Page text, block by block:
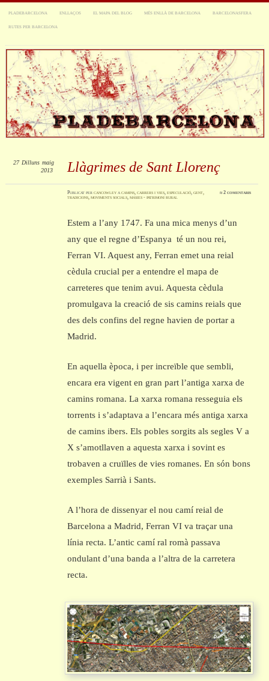
PLADEBARCELONA ENLLAÇOS EL MAPA DEL BLOG MÉS ENLLÀ DE BARCELONA BARCELONASFERA
RUTES PER BARCELONA
Llàgrimes de Sant Llorenç
27 Dilluns maig
2013
Publicatpercancowley acamins, carrers i vies,especulació,gent,
tradicions, moviments socials,masies - patrimoni rural
≈2 comentaris
Estem a l’any 1747. Fa una mica menys d’un
any que el regne d’Espanya té un nou rei,
Ferran VI. Aquest any, Ferran emet una reial
cèdula crucial per a entendre el mapa de
carreteres que tenim avui. Aquesta cèdula
promulgava la creació de sis camins reials que
des dels confins del regne havien de portar a
Madrid.
En aquella època, i per increïble que sembli,
encara era vigent en gran part l’antiga xarxa de
camins romana. La xarxa romana resseguia els
torrents i s’adaptava a l’encara més antiga xarxa
de camins ibers. Els pobles sorgits als segles V a
X s’amotllaven a aquesta xarxa i sovint es
trobaven a cruïlles de vies romanes. En són bons
exemples Sarrià i Sants.
A l’hora de dissenyar el nou camí reial de
Barcelona a Madrid, Ferran VI va traçar una
línia recta. L’antic camí ral romà passava
ondulant d’una banda a l’altra de la carretera
recta.